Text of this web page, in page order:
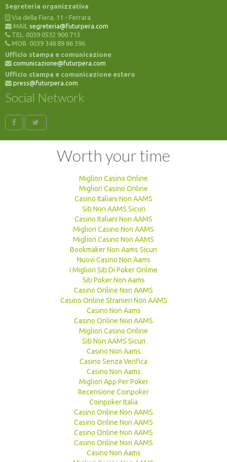
Segreteria organizzativa
Via della Fiera, 11 - Ferrara
MAIL segreteria@futurpera.com
TEL. 0039 0532 900 713
MOB. 0039 348 89 86 396
Ufficio stampa e comunicazione
comunicazione@futurpera.com
Ufficio stampa e comunicazione estero
press@futurpera.com
Social Network
Worth your time
Migliori Casino Online
Migliori Casino Online
Casino Italiani Non AAMS
Siti Non AAMS Sicuri
Casino Italiani Non AAMS
Migliori Casino Non AAMS
Migliori Casino Non AAMS
Bookmaker Non Aams Sicuri
Nuovi Casino Non Aams
I Migliori Siti Di Poker Online
Siti Poker Non Aams
Casino Online Non AAMS
Casino Online Stranieri Non AAMS
Casino Non Aams
Casino Online Non AAMS
Migliori Casino Online
Siti Non AAMS Sicuri
Casino Non Aams
Casino Senza Verifica
Casino Non Aams
Migliori App Per Poker
Recensione Coinpoker
Coinpoker Italia
Casino Online Non AAMS
Casino Online Non AAMS
Casino Online Non AAMS
Casino Online Non AAMS
Casino Non Aams